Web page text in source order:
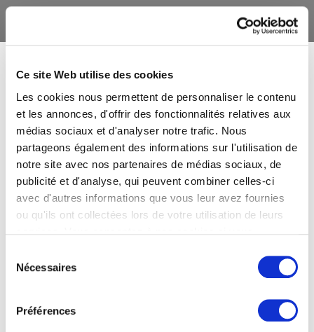
Ce site Web utilise des cookies
Les cookies nous permettent de personnaliser le contenu
et les annonces, d'offrir des fonctionnalités relatives aux
médias sociaux et d'analyser notre trafic. Nous
partageons également des informations sur l'utilisation de
notre site avec nos partenaires de médias sociaux, de
publicité et d'analyse, qui peuvent combiner celles-ci
avec d'autres informations que vous leur avez fournies
ou qu'ils ont collectées lors de votre utilisation de leurs
Nécessaires
Préférences